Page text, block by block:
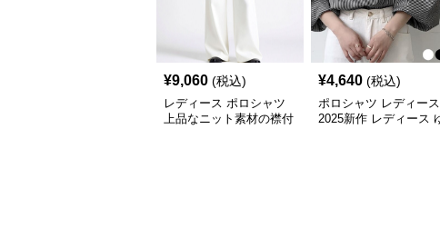
¥9,060 (税込)
レディース ポロシャツ
上品なニット素材の襟付
¥4,640 (税込)
ポロシャツ レディース
2025新作 レディース